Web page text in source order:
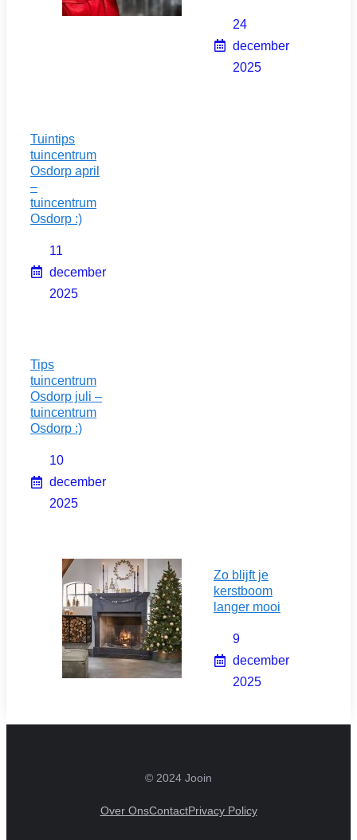
24
december
2025
Tuintips
tuincentrum
Osdorp april
–
tuincentrum
Osdorp :)
11
december
2025
Tips
tuincentrum
Osdorp juli –
tuincentrum
Osdorp :)
10
december
2025
Zo blijft je
kerstboom
langer mooi
9
december
2025
© 2024 Jooin
Over OnsContactPrivacy Policy